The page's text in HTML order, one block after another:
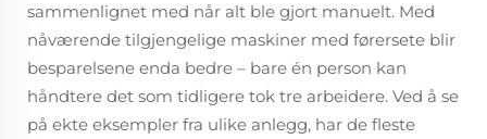
sammenlignet med når alt ble gjort manuelt. Med
nåværende tilgjengelige maskiner med førersete blir
besparelsene enda bedre – bare én person kan
håndtere det som tidligere tok tre arbeidere. Ved å se
på ekte eksempler fra ulike anlegg, har de fleste